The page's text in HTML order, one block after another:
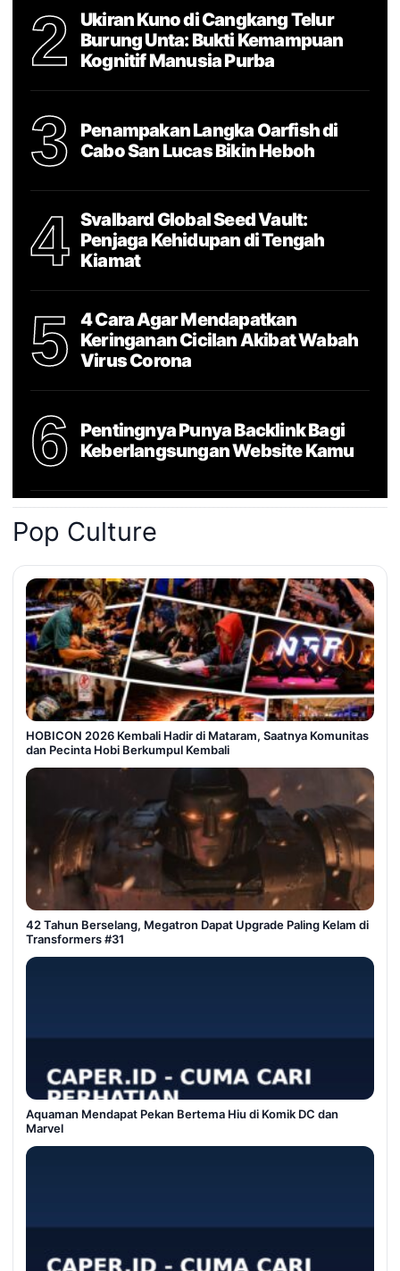
2
Ukiran Kuno di Cangkang Telur
Burung Unta: Bukti Kemampuan
Kognitif Manusia Purba
3
Penampakan Langka Oarfish di
Cabo San Lucas Bikin Heboh
4
Svalbard Global Seed Vault:
Penjaga Kehidupan di Tengah
Kiamat
5
4 Cara Agar Mendapatkan
Keringanan Cicilan Akibat Wabah
Virus Corona
6
Pentingnya Punya Backlink Bagi
Keberlangsungan Website Kamu
Pop Culture
HOBICON 2026 Kembali Hadir di Mataram, Saatnya Komunitas
dan Pecinta Hobi Berkumpul Kembali
42 Tahun Berselang, Megatron Dapat Upgrade Paling Kelam di
Transformers #31
Aquaman Mendapat Pekan Bertema Hiu di Komik DC dan
Marvel